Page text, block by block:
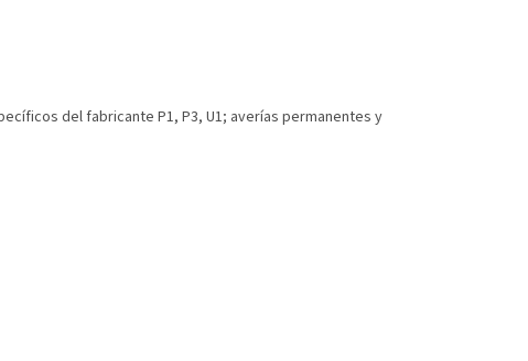
del fabricante P1, P3, U1; averías permanentes y